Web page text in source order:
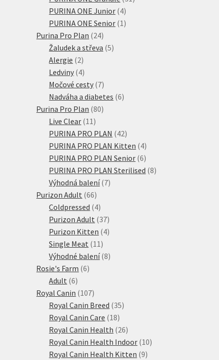
PURINA ONE Junior 44
produkty
PURINA ONE Senior 1 1
Purina Pro Plan 2424
produktů
Žaludek a střeva 55
Alergie 22
produkty
Ledviny 44
produkty
Močové cesty 77
produktů
Nadváha a diabetes 66
Purina Pro Plan 8080
Live Clear 11 11
produktů
PURINA PRO PLAN 4242
produktů
PURINA PRO PLAN Kitten 44
produkty
PURINA PRO PLAN Senior 66
produktů
PURINA PRO PLAN Sterilised 88
Výhodná balení 77
Purizon Adult 6666
produktů
Coldpressed 44
produkty
Purizon Adult 3737
produktů
Purizon Kitten 44
Single Meat 11 11
produktů
Výhodné balení 88
Rosie's Farm 66
Adult 66
produktů
Royal Canin 107107
produktů
Royal Canin Breed 3535
Royal Canin Care 1818
produktů
Royal Canin Health 2626
produktů
Royal Canin Health Indoor 1010
Royal Canin Health Kitten 99